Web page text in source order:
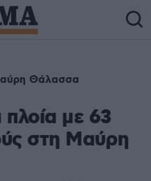
Θάλασσα
με 63
στη Μαύρη